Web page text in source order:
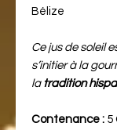
Bélize
Ce jus de soleil
s’initier à la
la tradition
Contenance : 5